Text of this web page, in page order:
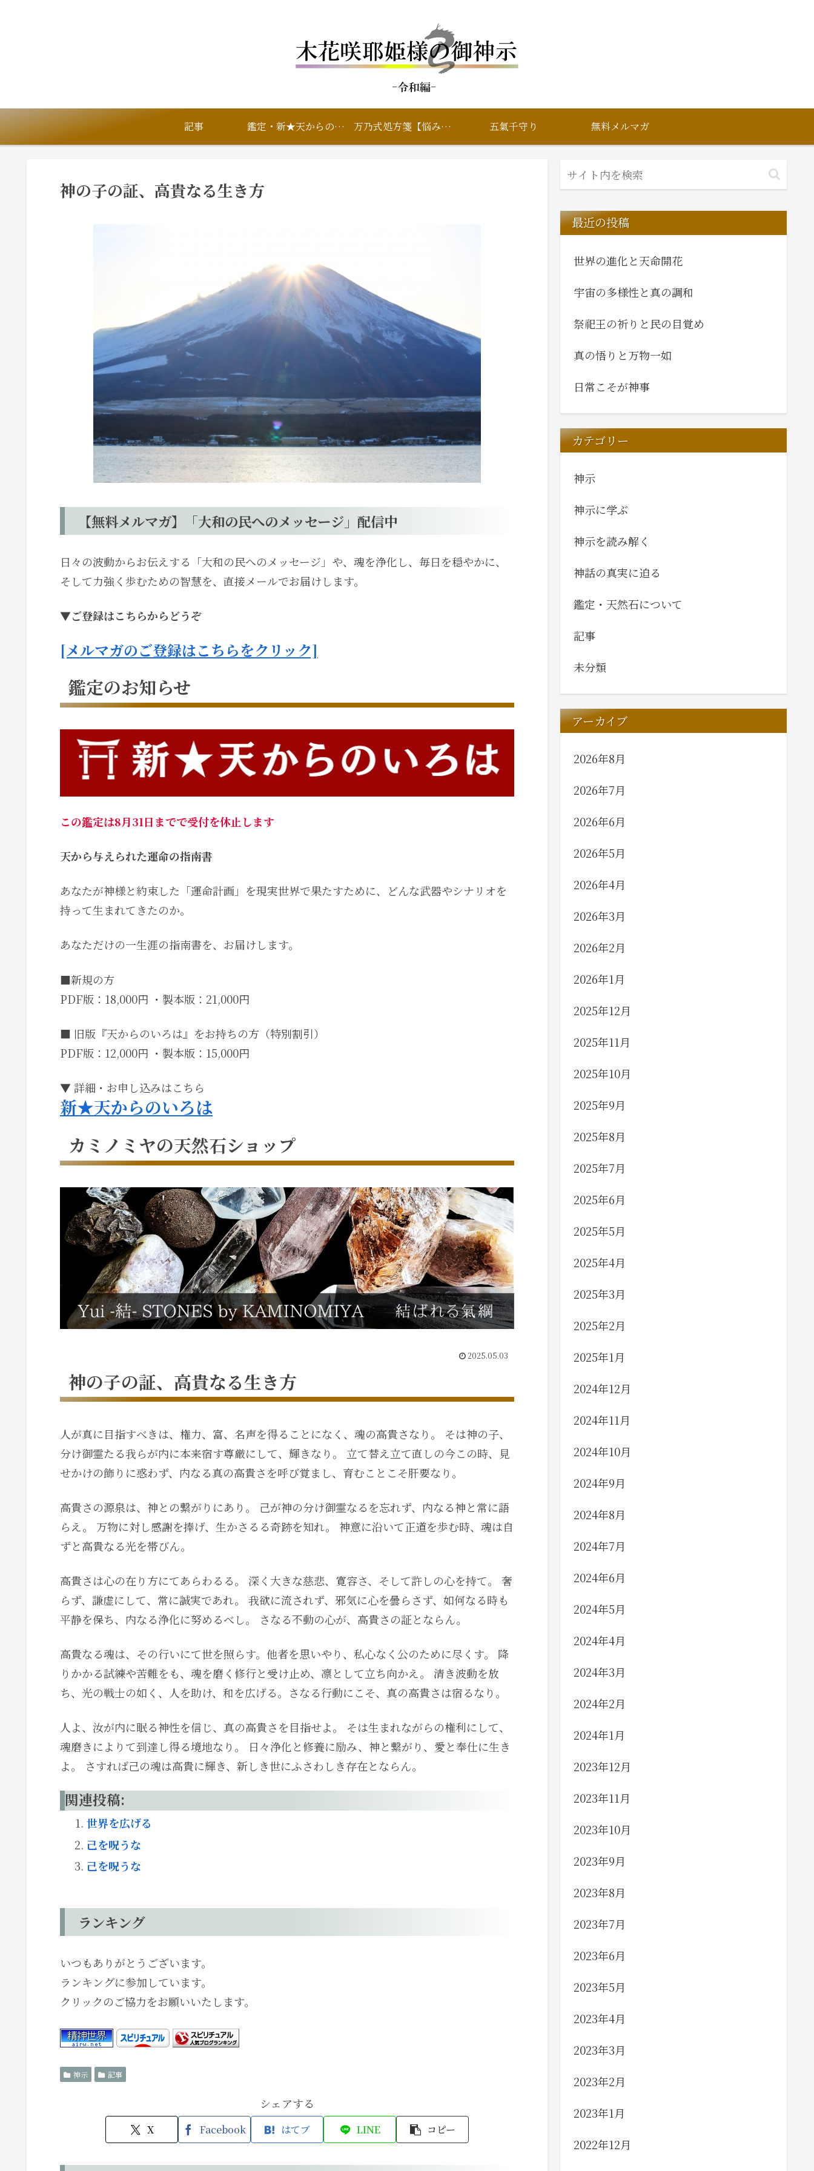
記事 鑑定・新★天からのいろは 万乃式処方箋【悩み相談】 五氣千守り 無料メルマガ
神の子の証、高貴なる生き方
【無料メルマガ】「大和の民へのメッセージ」配信中
日々の波動からお伝えする「大和の民へのメッセージ」や、魂を浄化し、毎日を穏やかに、
そして力強く歩むための智慧を、直接メールでお届けします。
▼ご登録はこちらからどうぞ
[メルマガのご登録はこちらをクリック]
鑑定のお知らせ
この鑑定は8月31日までで受付を休止します
天から与えられた運命の指南書
あなたが神様と約束した「運命計画」を現実世界で果たすために、どんな武器やシナリオを
持って生まれてきたのか。
あなただけの一生涯の指南書を、お届けします。
■新規の方
PDF版：18,000円 ・製本版：21,000円
■ 旧版『天からのいろは』をお持ちの方（特別割引）
PDF版：12,000円 ・製本版：15,000円
▼ 詳細・お申し込みはこちら
新★天からのいろは
カミノミヤの天然石ショップ
2025.05.03
神の子の証、高貴なる生き方
人が真に目指すべきは、権力、富、名声を得ることになく、魂の高貴さなり。 そは神の子、
分け御霊たる我らが内に本来宿す尊厳にして、輝きなり。 立て替え立て直しの今この時、見
せかけの飾りに惑わず、内なる真の高貴さを呼び覚まし、育むことこそ肝要なり。
高貴さの源泉は、神との繋がりにあり。 己が神の分け御霊なるを忘れず、内なる神と常に語
らえ。 万物に対し感謝を捧げ、生かさるる奇跡を知れ。 神意に沿いて正道を歩む時、魂は自
ずと高貴なる光を帯びん。
高貴さは心の在り方にてあらわるる。 深く大きな慈悲、寛容さ、そして許しの心を持て。 奢
らず、謙虚にして、常に誠実であれ。 我欲に流されず、邪気に心を曇らさず、如何なる時も
平静を保ち、内なる浄化に努めるべし。 さなる不動の心が、高貴さの証とならん。
高貴なる魂は、その行いにて世を照らす。他者を思いやり、私心なく公のために尽くす。 降
りかかる試練や苦難をも、魂を磨く修行と受け止め、凛として立ち向かえ。 清き波動を放
ち、光の戦士の如く、人を助け、和を広げる。さなる行動にこそ、真の高貴さは宿るなり。
人よ、汝が内に眠る神性を信じ、真の高貴さを目指せよ。 そは生まれながらの権利にして、
魂磨きによりて到達し得る境地なり。 日々浄化と修養に励み、神と繋がり、愛と奉仕に生き
よ。 さすれば己の魂は高貴に輝き、新しき世にふさわしき存在とならん。
関連投稿:
世界を広げる
己を呪うな
己を呪うな
ランキング
いつもありがとうございます。
ランキングに参加しています。
クリックのご協力をお願いいたします。
神示 記事
シェアする
X Facebook はてブ LINE コピー
最近の投稿
世界の進化と天命開花
宇宙の多様性と真の調和
祭祀王の祈りと民の目覚め
真の悟りと万物一如
日常こそが神事
カテゴリー
神示
神示に学ぶ
神示を読み解く
神話の真実に迫る
鑑定・天然石について
記事
未分類
アーカイブ
2026年8月
2026年7月
2026年6月
2026年5月
2026年4月
2026年3月
2026年2月
2026年1月
2025年12月
2025年11月
2025年10月
2025年9月
2025年8月
2025年7月
2025年6月
2025年5月
2025年4月
2025年3月
2025年2月
2025年1月
2024年12月
2024年11月
2024年10月
2024年9月
2024年8月
2024年7月
2024年6月
2024年5月
2024年4月
2024年3月
2024年2月
2024年1月
2023年12月
2023年11月
2023年10月
2023年9月
2023年8月
2023年7月
2023年6月
2023年5月
2023年4月
2023年3月
2023年2月
2023年1月
2022年12月